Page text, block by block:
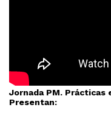
Jornada PM. Prácticas
Presentan: